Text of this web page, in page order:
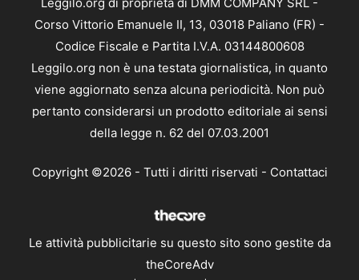
Corso Vittorio Emanuele II, 13, 03018 Paliano (FR) -
Codice Fiscale e Partita I.V.A. 03144800608
Leggilo.org non è una testata giornalistica, in quanto
viene aggiornato senza alcuna periodicità. Non può
pertanto considerarsi un prodotto editoriale ai sensi
della legge n. 62 del 07.03.2001
Copyright ©2026 - Tutti i diritti riservati - Contattaci
Le attività pubblicitarie su questo sito sono gestite da
theCoreAdv